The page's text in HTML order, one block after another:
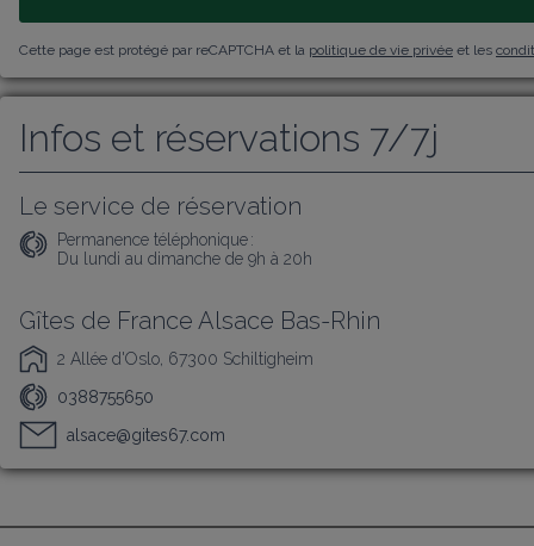
Cette page est protégé par reCAPTCHA et la politique de vie privée et les
Infos et réservations 7/7j
Le service de réservation
Permanence téléphonique :
Du lundi au dimanche de 9h à 20h
Gîtes de France Alsace Bas-Rhin
2 Allée d'Oslo, 67300 Schiltigheim
0388755650
alsace@gites67.com